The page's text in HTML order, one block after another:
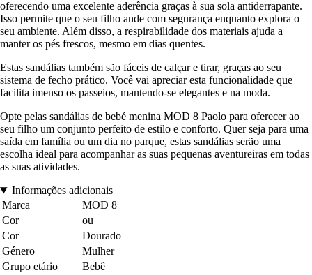
oferecendo uma excelente aderência graças à sua sola antiderrapante.
Isso permite que o seu filho ande com segurança enquanto explora o
seu ambiente. Além disso, a respirabilidade dos materiais ajuda a
manter os pés frescos, mesmo em dias quentes.
Estas sandálias também são fáceis de calçar e tirar, graças ao seu
sistema de fecho prático. Você vai apreciar esta funcionalidade que
facilita imenso os passeios, mantendo-se elegantes e na moda.
Opte pelas sandálias de bebé menina MOD 8 Paolo para oferecer ao
seu filho um conjunto perfeito de estilo e conforto. Quer seja para uma
saída em família ou um dia no parque, estas sandálias serão uma
escolha ideal para acompanhar as suas pequenas aventureiras em todas
as suas atividades.
Informações adicionais
Marca
MOD 8
Cor
ou
Cor
Dourado
Género
Mulher
Grupo etário
Bebê